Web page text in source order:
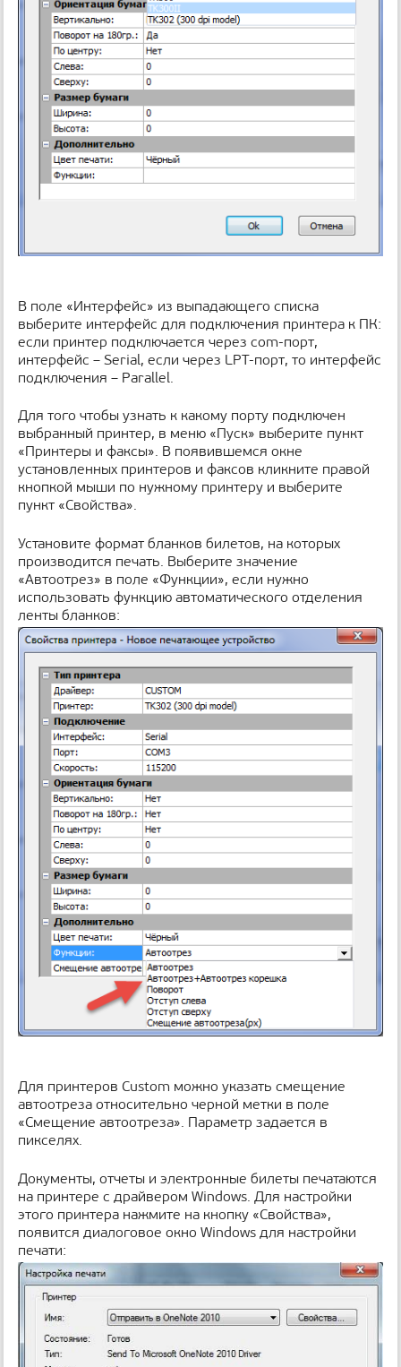
В поле «Интерфейс» из выпадающего списка
выберите интерфейс для подключения принтера к ПК:
если принтер подключается через com-порт,
интерфейс – Serial, если через LPT-порт, то интерфейс
подключения – Parallel.
Для того чтобы узнать к какому порту подключен
выбранный принтер, в меню «Пуск» выберите пункт
«Принтеры и факсы». В появившемся окне
установленных принтеров и факсов кликните правой
кнопкой мыши по нужному принтеру и выберите
пункт «Свойства».
Установите формат бланков билетов, на которых
производится печать. Выберите значение
«Автоотрез» в поле «Функции», если нужно
использовать функцию автоматического отделения
ленты бланков:
Для принтеров Custom можно указать смещение
автоотреза относительно черной метки в поле
«Смещение автоотреза». Параметр задается в
пикселях.
Документы, отчеты и электронные билеты печатаются
на принтере с драйвером Windows. Для настройки
этого принтера нажмите на кнопку «Свойства»,
появится диалоговое окно Windows для настройки
печати: